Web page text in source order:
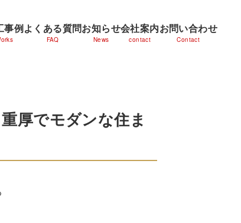
事例よくある質問
FAQ
お知らせ
News
会社案内
contact
お問い合わせ
Contact
厚でモダンな住ま